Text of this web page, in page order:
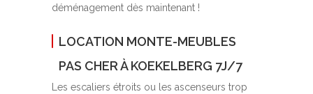
déménagement dès maintenant !
LOCATION MONTE-MEUBLES
PAS CHER À KOEKELBERG 7J/7
Les escaliers étroits ou les ascenseurs trop